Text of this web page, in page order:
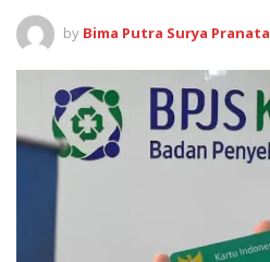
by Bima Putra Surya Pranata